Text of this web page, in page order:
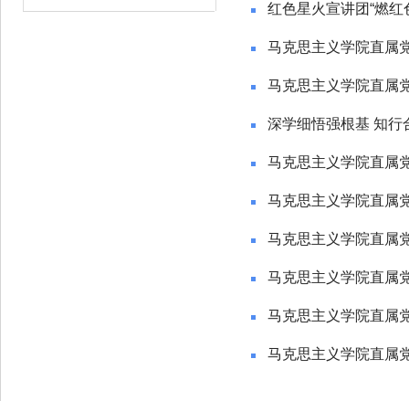
红色星火宣讲团“燃
马克思主义学院直属
马克思主义学院直属
深学细悟强根基 知
马克思主义学院直属
马克思主义学院直属
马克思主义学院直属
马克思主义学院直属
马克思主义学院直属
马克思主义学院直属